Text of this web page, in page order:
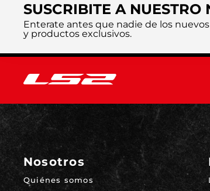
SUSCRIBITE A NUESTRO
Enterate antes que nadie de los
y productos exclusivos.
Nosotros
Quiénes somos